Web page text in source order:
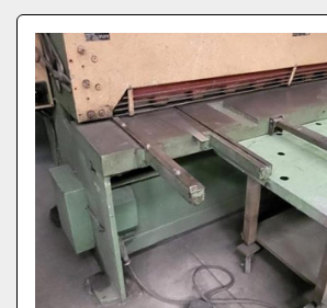
Tutte le categorie
Ordina per